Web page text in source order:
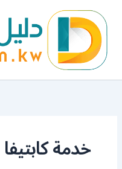
المحتوى
خدمة كابتيفا